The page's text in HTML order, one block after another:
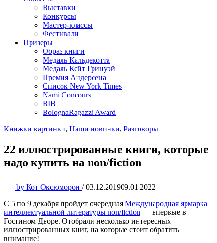
Выставки
Конкурсы
Мастер-классы
Фестивали
Призеры
Образ книги
Медаль Кальдекотта
Медаль Кейт Гринуэй
Премия Андерсена
Список New York Times
Nami Concours
BIB
BolognaRagazzi Award
Книжки-картинки, Наши новинки, Разговоры
22 иллюстрированные книги, которые
надо купить на non/fiction
by Кот Оксюморон / 03.12.201909.01.2022
С 5 по 9 декабря пройдет очередная Международная ярмарка
интеллектуальной литературы non/fiction — впервые в
Гостином Дворе. Отобрали несколько интересных
иллюстрированных книг, на которые стоит обратить
внимание!